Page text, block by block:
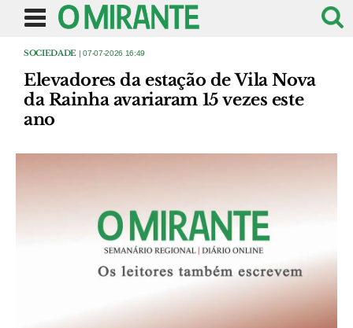
SOCIEDADE | 07-07-2026 16:49
Elevadores da estação de Vila Nova
da Rainha avariaram 15 vezes este
ano